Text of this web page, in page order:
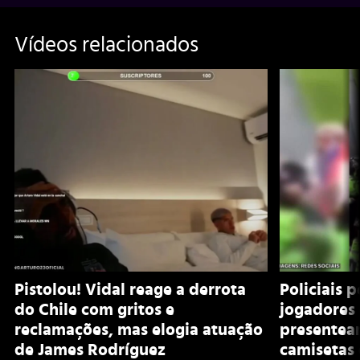
Vídeos relacionados
Pistolou! Vidal reage a derrota
do Chile com gritos e
reclamações, mas elogia atuação
de James Rodríguez
Policiais
jogadores